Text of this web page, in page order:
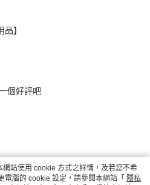
品】
個好評吧
站使用 cookie 方式之詳情，及若您不希
電腦的 cookie 設定，請參閱本網站「 隱私